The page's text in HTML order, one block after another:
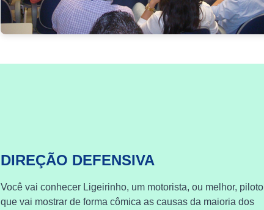
DIREÇÃO DEFENSIVA
Você vai conhecer Ligeirinho, um motorista, ou melhor, piloto
que vai mostrar de forma cômica as causas da maioria dos